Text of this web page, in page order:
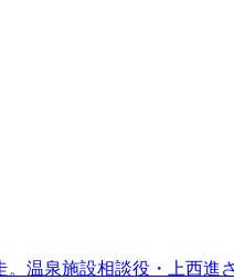
温泉施設相談役・上西進